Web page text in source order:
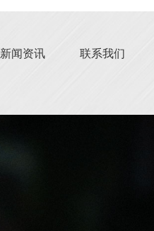
新闻资讯 联系我们